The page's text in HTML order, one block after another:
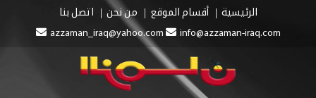
الرئيسية أقسام الموقع من نحن
اتصل بنا
azzaman_iraq@yahoo.com
info@azzaman-iraq.com